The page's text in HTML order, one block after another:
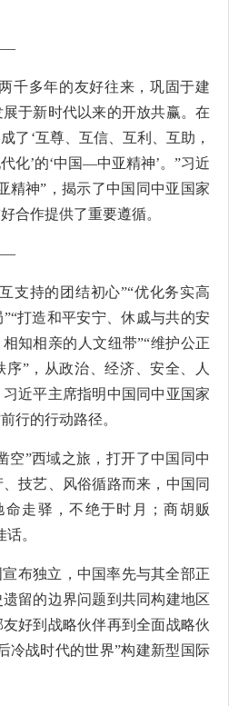
千多年的友好往来，巩固于建
于新时代以来的开放共赢。在
了‘互尊、互信、互利、互助，
化’的‘中国—中亚精神’。”习近
精神”，揭示了中国同中亚国家
合作提供了重要遵循。
支持的团结初心”“优化务实高
打造和平安宁、休戚与共的安
知相亲的人文纽带”“维护公正
”，从政治、经济、安全、人
近平主席指明中国同中亚国家
行的行动路径。
空”西域之旅，打开了中国同中
技艺、风俗循路而来，中国同
走驿，不绝于时月；商胡贩
。
布独立，中国率先与其全部正
留的边界问题到共同构建地区
好到战略伙伴再到全面战略伙
冷战时代的世界”构建新型国际